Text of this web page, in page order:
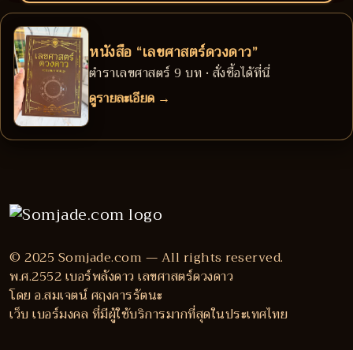
หนังสือ “เลขศาสตร์ดวงดาว”
ตำราเลขศาสตร์ 9 บท • สั่งซื้อได้ที่นี่
ดูรายละเอียด →
© 2025 Somjade.com — All rights reserved.
พ.ศ.2552 เบอร์พลังดาว เลขศาสตร์ดวงดาว
โดย อ.สมเจตน์ ศฤงคารรัตนะ
เว็บ เบอร์มงคล ที่มีผู้ใช้บริการมากที่สุดในประเทศไทย